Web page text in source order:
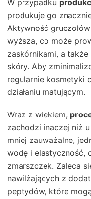
W przypadku
produkuje go
Aktywność
wyższa, co może
zaskórnikami, a także
skóry. Aby
regularnie kosmetyki
działaniu matującym.
Wraz z wiekiem,
zachodzi inaczej niż
mniej zauważalne,
wodę i elastyczność,
zmarszczek. Zaleca
nawilżających z
peptydów, które